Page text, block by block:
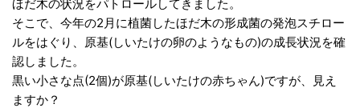
ほだ木の状況をパトロールしてきました。
そこで、今年の2月に植菌したほだ木の形成菌の発泡スチロー
ルをはぐり、原基(しいたけの卵のようなもの)の成長状況を確
認しました。
黒い小さな点(2個)が原基(しいたけの赤ちゃん)ですが、見え
ますか？